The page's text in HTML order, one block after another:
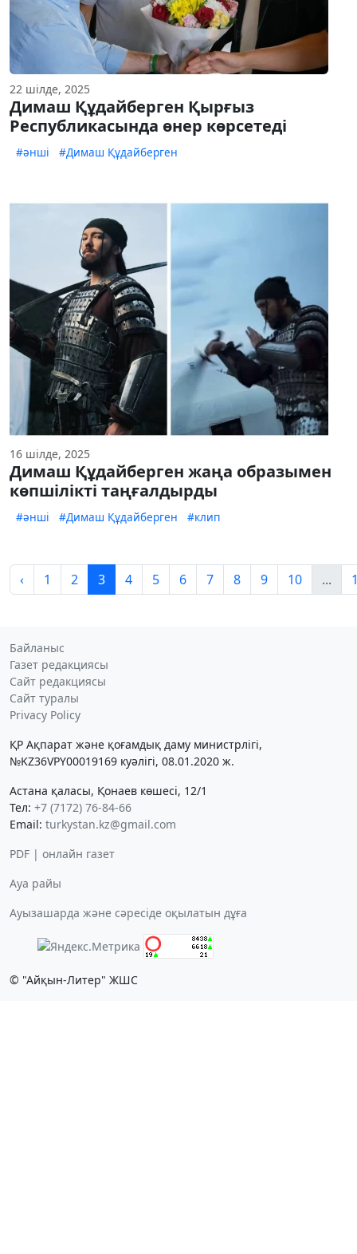
22 шілде, 2025
Димаш Құдайберген Қырғыз
Республикасында өнер көрсетеді
#әнші #Димаш Құдайберген
16 шілде, 2025
Димаш Құдайберген жаңа образымен
көпшілікті таңғалдырды
#әнші #Димаш Құдайберген #клип
‹ 1 2 3 4 5 6 7 8 9 10 ...
Байланыс
Газет редакциясы
Сайт редакциясы
Сайт туралы
Privacy Policy
ҚР Ақпарат және қоғамдық даму министрлігі,
№KZ36VPY00019169 куәлігі, 08.01.2020 ж.
Астана қаласы, Қонаев көшесі, 12/1
Тел: +7 (7172) 76-84-66
Email: turkystan.kz@gmail.com
PDF | онлайн газет
Ауа райы
Ауызашарда және сәресіде оқылатын дұға
© "Айқын-Литер" ЖШС